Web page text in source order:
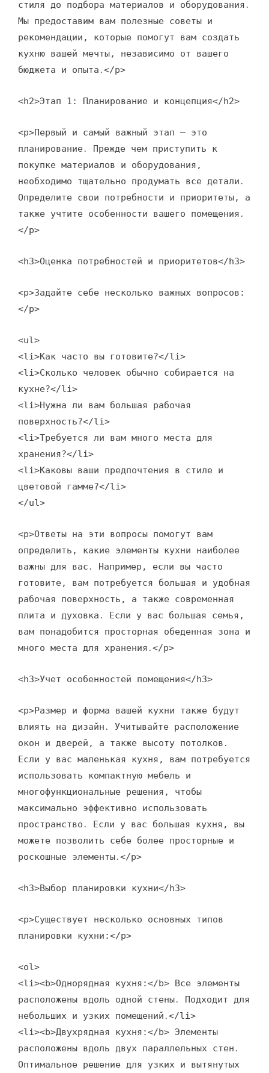
стиля до подбора материалов и оборудования․
Мы предоставим вам полезные советы и
рекомендации, которые помогут вам создать
кухню вашей мечты, независимо от вашего
бюджета и опыта․</p>
<h2>Этап 1: Планирование и концепция</h2>
<p>Первый и самый важный этап – это
планирование․ Прежде чем приступить к
покупке материалов и оборудования,
необходимо тщательно продумать все детали․
Определите свои потребности и приоритеты, а
также учтите особенности вашего помещения․
</p>
<h3>Оценка потребностей и приоритетов</h3>
<p>Задайте себе несколько важных вопросов:
</p>
<ul>
<li>Как часто вы готовите?</li>
<li>Сколько человек обычно собирается на
кухне?</li>
<li>Нужна ли вам большая рабочая
поверхность?</li>
<li>Требуется ли вам много места для
хранения?</li>
<li>Каковы ваши предпочтения в стиле и
цветовой гамме?</li>
</ul>
<p>Ответы на эти вопросы помогут вам
определить, какие элементы кухни наиболее
важны для вас․ Например, если вы часто
готовите, вам потребуется большая и удобная
рабочая поверхность, а также современная
плита и духовка․ Если у вас большая семья,
вам понадобится просторная обеденная зона и
много места для хранения․</p>
<h3>Учет особенностей помещения</h3>
<p>Размер и форма вашей кухни также будут
влиять на дизайн․ Учитывайте расположение
окон и дверей, а также высоту потолков․
Если у вас маленькая кухня, вам потребуется
использовать компактную мебель и
многофункциональные решения, чтобы
максимально эффективно использовать
пространство․ Если у вас большая кухня, вы
можете позволить себе более просторные и
роскошные элементы․</p>
<h3>Выбор планировки кухни</h3>
<p>Существует несколько основных типов
планировки кухни:</p>
<ol>
<li><b>Однорядная кухня:</b> Все элементы
расположены вдоль одной стены․ Подходит для
небольших и узких помещений․</li>
<li><b>Двухрядная кухня:</b> Элементы
расположены вдоль двух параллельных стен․
Оптимальное решение для узких и вытянутых